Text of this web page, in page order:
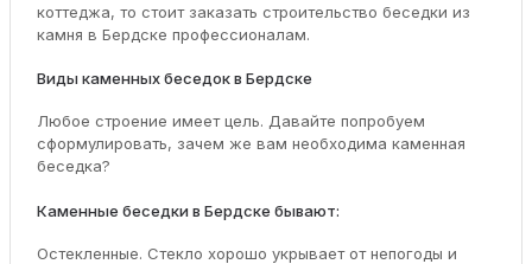
коттеджа, то стоит заказать строительство беседки из
камня в Бердске профессионалам.
Виды каменных беседок в Бердске
Любое строение имеет цель. Давайте попробуем
сформулировать, зачем же вам необходима каменная
беседка?
Каменные беседки в Бердске бывают:
Остекленные. Стекло хорошо укрывает от непогоды и